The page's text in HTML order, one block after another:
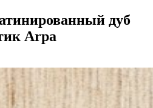
дуб
Arpa